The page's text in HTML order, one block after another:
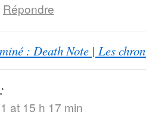
Répondre
: Death Note | Les
at 15 h 17 min